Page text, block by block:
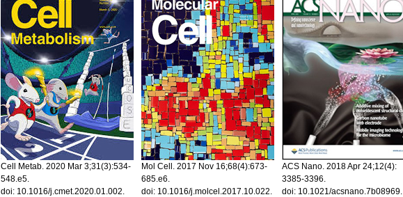
Cell Metab. 2020 Mar 3;31(3):534-
548.e5.
doi: 10.1016/j.cmet.2020.01.002.
Mol Cell. 2017 Nov 16;68(4):673-
685.e6.
doi: 10.1016/j.molcel.2017.10.022.
ACS Nano. 2018 Apr 24;12(4):
3385-3396.
doi: 10.1021/acsnano.7b08969.